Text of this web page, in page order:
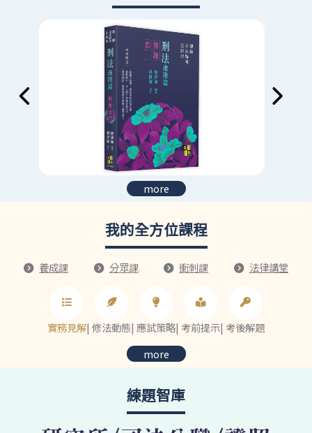
more
我的全方位課程
養成課 分眾課 衝刺課 法律講堂
實務見解| 修法動態| 應試策略| 考前提示| 考後解題
more
練題智庫